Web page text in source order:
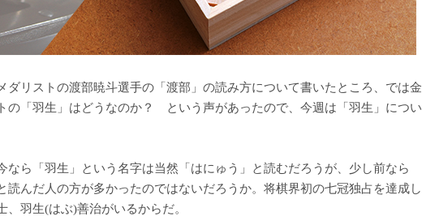
ダリストの渡部暁斗選手の「渡部」の読み方について書いたところ、では金
の「羽生」はどうなのか？ という声があったので、今週は「羽生」につい
なら「羽生」という名字は当然「はにゅう」と読むだろうが、少し前なら
読んだ人の方が多かったのではないだろうか。将棋界初の七冠独占を達成し
、羽生(はぶ)善治がいるからだ。